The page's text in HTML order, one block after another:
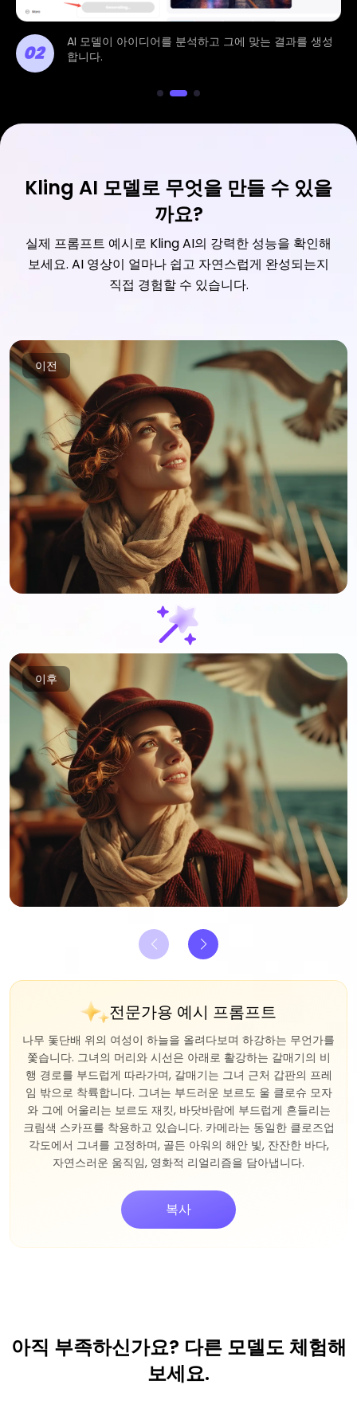
02
AI 모델이 아이디어를 분석하고 그에 맞는 결과를 생성
합니다.
Kling AI 모델로 무엇을 만들 수 있을
까요?
실제 프롬프트 예시로 Kling AI의 강력한 성능을 확인해
보세요. AI 영상이 얼마나 쉽고 자연스럽게 완성되는지
직접 경험할 수 있습니다.
이전
이후
전문가용 예시 프롬프트
나무 돛단배 위의 여성이 하늘을 올려다보며 하강하는 무언가를
쫓습니다. 그녀의 머리와 시선은 아래로 활강하는 갈매기의 비
행 경로를 부드럽게 따라가며, 갈매기는 그녀 근처 갑판의 프레
임 밖으로 착륙합니다. 그녀는 부드러운 보르도 울 클로슈 모자
와 그에 어울리는 보르도 재킷, 바닷바람에 부드럽게 흔들리는
크림색 스카프를 착용하고 있습니다. 카메라는 동일한 클로즈업
각도에서 그녀를 고정하며, 골든 아워의 해안 빛, 잔잔한 바다,
자연스러운 움직임, 영화적 리얼리즘을 담아냅니다.
복사
실제 하이에나가 우아하고 유서 깊은 욕조에 누워 우아한 인간
의 자세로 휴식을 취하고 있습니다. 욕조는 웅장한 욕실에 위치
해 있으며 배경에서 확인할 수 있습니다. 욕조는 반짝이는 형형
색색의 물과 목욕 거품으로 가득 차 하이에나의 몸을 덮고 있습
니다. 이 하이에나는 매우 두꺼운 털을 가지고 있습니다. 머리에
는 신성한 목욕용 헤드스카프를 썼습니다. 눈빛은 친근하면서도
약간 거만합니다. 한쪽 발은 탄산음료가 담긴 컵을 들고 있고, 다
른 쪽 발은 막대기에 달린 목욕용 스펀지를 들고 있습니다. 이
고 있는 모습을 볼 수 있습니다.
아직 부족하신가요? 다른 모델도 체험해
보세요.